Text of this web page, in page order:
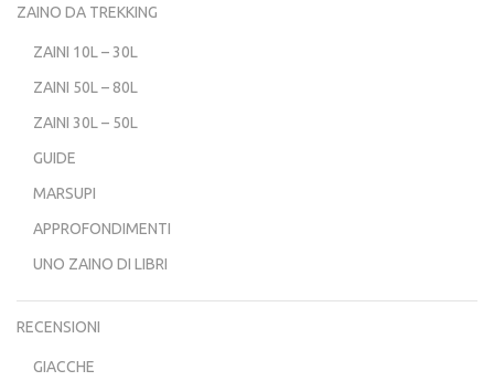
ZAINO DA TREKKING
ZAINI 10L – 30L
ZAINI 50L – 80L
ZAINI 30L – 50L
GUIDE
MARSUPI
APPROFONDIMENTI
UNO ZAINO DI LIBRI
RECENSIONI
GIACCHE